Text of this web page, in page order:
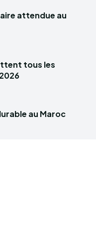
attendue au
tous les
au Maroc